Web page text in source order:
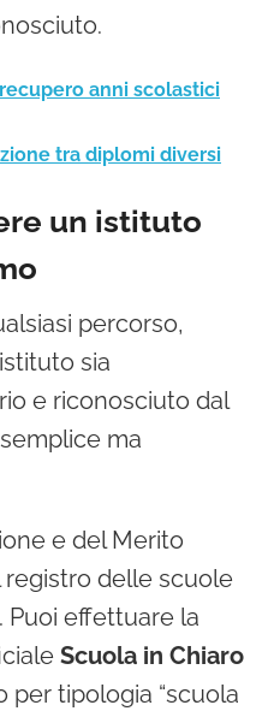
anni scolastici
tra diplomi diversi
un istituto
percorso,
sia
e riconosciuto dal
ma
e del Merito
registro delle scuole
Puoi effettuare la
Scuola in Chiaro
per tipologia “scuola